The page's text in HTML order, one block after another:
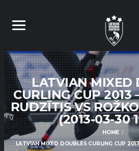
LATVIAN MIXED
CURLING CUP
RUDZĪTIS VS
(2013-03-30
HOME
LATVIAN MIXED DOUBLES CURLING CUP